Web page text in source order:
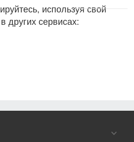
используя свой
других сервисах: